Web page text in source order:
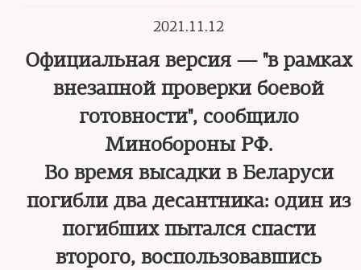
2021.11.12
Официальная версия — "в рамках
внезапной проверки боевой
готовности", сообщило
Минобороны РФ.
Во время высадки в Беларуси
погибли два десантника: один из
погибших пытался спасти
второго, воспользовавшись